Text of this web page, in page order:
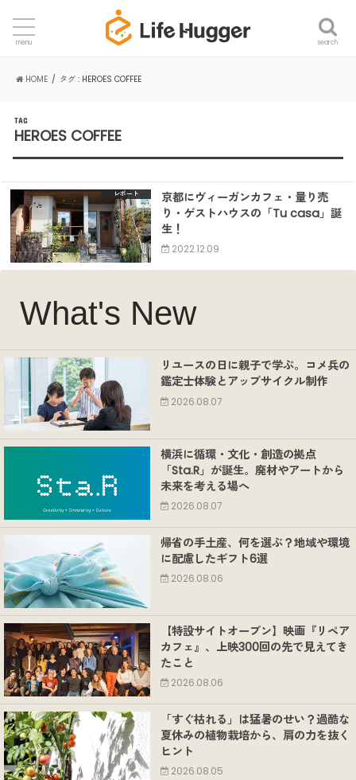
search
menu
HOME タグ : HEROES COFFEE
TAG
HEROES COFFEE
レポート
京都にヴィーガンカフェ・量り売
り・ゲストハウスの「Tu casa」誕
生！
2022.12.09
What's New
リユースの日に親子で学ぶ。コメ兵の
鑑定士体験とアップサイクル制作
2026.08.07
横浜に循環・文化・創造の拠点
「Sta.R」が誕生。廃材やアートから
未来を考える場へ
2026.08.07
帰省の手土産、何を選ぶ？地域や環境
に配慮したギフト6選
2026.08.06
【特設サイトオープン】映画『リペア
カフェ』、上映300回の先で見えてき
たこと
2026.08.06
「すぐ枯れる」は猛暑のせい？過酷な
夏休みの植物栽培から、肩の力を抜く
ヒント
2026.08.05